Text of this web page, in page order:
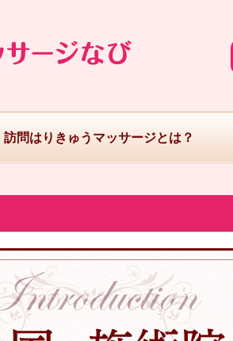
訪問はりきゅうマッサージとは？